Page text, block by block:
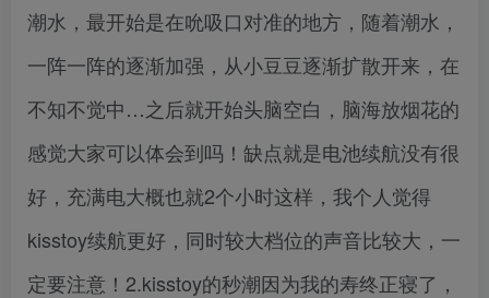
潮水，最开始是在吮吸口对准的地方，随着潮水，
一阵一阵的逐渐加强，从小豆豆逐渐扩散开来，在
不知不觉中…之后就开始头脑空白，脑海放烟花的
感觉大家可以体会到吗！缺点就是电池续航没有很
好，充满电大概也就2个小时这样，我个人觉得
kisstoy续航更好，同时较大档位的声音比较大，一
定要注意！2.kisstoy的秒潮因为我的寿终正寝了，